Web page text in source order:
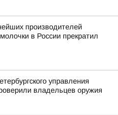
производителей
в России прекратил
управления
владельцев оружия